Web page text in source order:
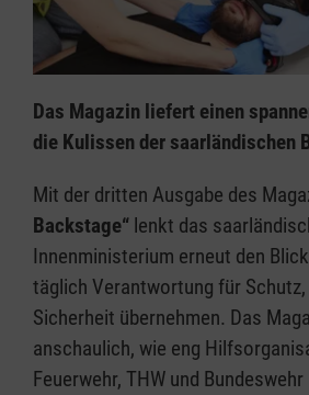
Das Magazin liefert einen
die Kulissen der saarländischen
Mit der dritten Ausgabe des
Backstage“ lenkt das
Innenministerium erneut den
täglich Verantwortung für
Sicherheit übernehmen. Das
anschaulich, wie eng
Feuerwehr, THW und Bundeswehr